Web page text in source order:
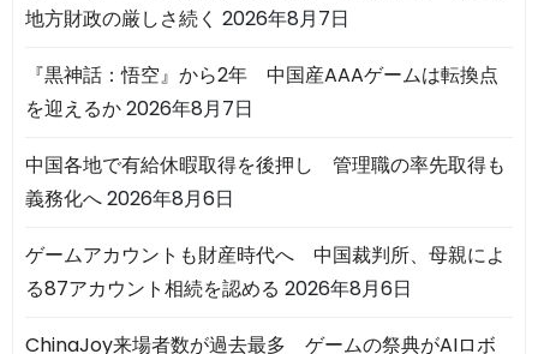
地方財政の厳しさ続く 2026年8月7日
『黒神話：悟空』から2年 中国産AAAゲームは転換点
を迎えるか2026年8月7日
中国各地で有給休暇取得を後押し 管理職の率先取得も
義務化へ2026年8月6日
ゲームアカウントも財産時代へ 中国裁判所、母親によ
る87アカウント相続を認める 2026年8月6日
ChinaJoy来場者数が過去最多 ゲームの祭典がAIロボ